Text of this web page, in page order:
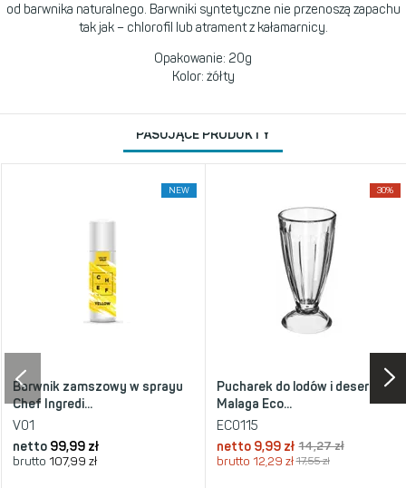
od barwnika naturalnego. Barwniki syntetyczne nie przenoszą zapachu
tak jak – chlorofil lub atrament z kałamarnicy.
Opakowanie: 20g
Kolor: żółty
PASUJĄCE PRODUKTY
NEW
Barwnik zamszowy w sprayu
Chef Ingredi...
V01
netto 99,99 zł
brutto 107,99 zł
30%
Pucharek do lodów i deserów
Malaga Eco...
EC0115
netto 9,99 zł 14,27 zł
brutto 12,29 zł 17,55 zł